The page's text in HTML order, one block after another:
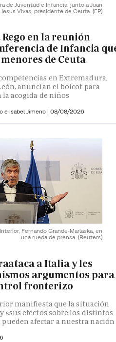
de Juventud e Infancia, junto a Juan
Jesús Vivas, presidente de Ceuta. (EP)
en la reunión
de Infancia
de Ceuta
en Extremadura,
anuncian el boicot para
acogida de niños
e Isabel Jimeno | 08/08/2026
Fernando Grande-Marlaska, en
una rueda de prensa. (Reuters)
a Italia y les
argumentos para
fronterizo
manifiesta que la situación
efectos sobre los distintos
afectar a nuestra nación